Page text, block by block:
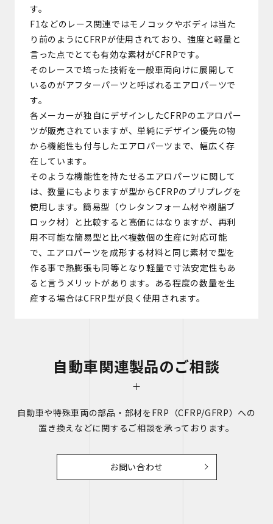
す。
F1などのレース関連ではモノコックやボディは当た
り前のようにCFRPが使用されており、強度と軽量と
言った点でとても有効な素材がCFRPです。
そのレースで培った技術を一般車両向けに展開して
いるのがアフターパーツと呼ばれるエアロパーツで
す。
各メーカーが独自にデザインしたCFRPのエアロパー
ツが販売されていますが、単純にデザイン優先の物
から機能性も付与したエアロパーツまで、幅広く存
在しています。
そのような機能性を持たせるエアロパーツに関して
は、数量にもよりますが型からCFRPのプリプレグを
使用します。簡易型（ウレタンフォーム材や樹脂ブ
ロック材）と比較すると高価にはなりますが、再利
用不可能な簡易型と比べ複数個の生産に対応可能
で、エアロパーツを成形する材料と同じ素材で型を
作る事で熱膨張も同等となり軽量で寸法安定性もあ
ると言うメリットがあります。ある程度の数量を生
産する場合はCFRP型が良く使用されます。
自動車関連製品のご相談
自動車や特殊車両の部品・部材をFRP（CFRP/GFRP）への
置き換えなどに関するご相談を承っております。
お問い合わせ